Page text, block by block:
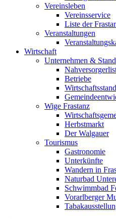
Vereinsleben
Vereinsservice
Liste der
Veranstaltungen
Wirtschaft
Unternehmen &
Betriebe
Wige Frastanz
Herbstmarkt
Der Walgauer
Tourismus
Gastronomie
Unterkünfte
Wandern in
Naturbad
Schwimmbad
Vorarlberger